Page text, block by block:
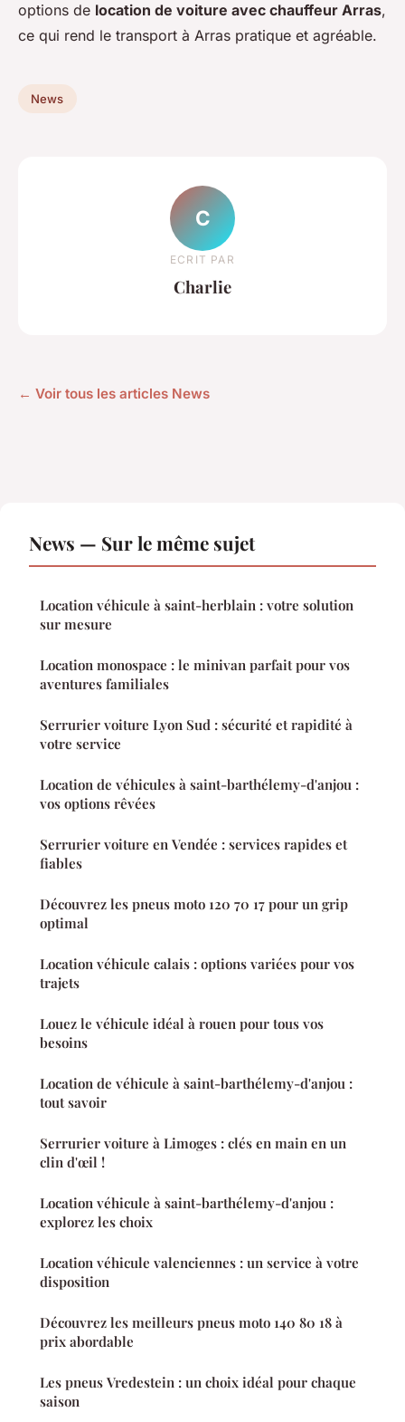
options de location de voiture avec chauffeur Arras,
ce qui rend le transport à Arras pratique et agréable.
News
C
ECRIT PAR
Charlie
← Voir tous les articles News
News — Sur le même sujet
Location véhicule à saint-herblain : votre solution
sur mesure
Location monospace : le minivan parfait pour vos
aventures familiales
Serrurier voiture Lyon Sud : sécurité et rapidité à
votre service
Location de véhicules à saint-barthélemy-d'anjou :
vos options rêvées
Serrurier voiture en Vendée : services rapides et
fiables
Découvrez les pneus moto 120 70 17 pour un grip
optimal
Location véhicule calais : options variées pour vos
trajets
Louez le véhicule idéal à rouen pour tous vos
besoins
Location de véhicule à saint-barthélemy-d'anjou :
tout savoir
Serrurier voiture à Limoges : clés en main en un
clin d'œil !
Location véhicule à saint-barthélemy-d'anjou :
explorez les choix
Location véhicule valenciennes : un service à votre
disposition
Découvrez les meilleurs pneus moto 140 80 18 à
prix abordable
Les pneus Vredestein : un choix idéal pour chaque
saison